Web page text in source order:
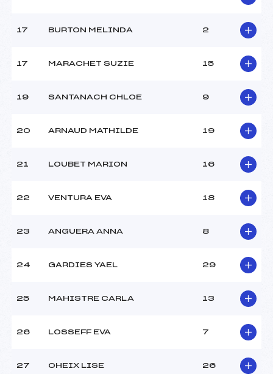
Pou
17 BURTON MELINDA 2
17 MARACHET SUZIE 15
19 SANTANACH CHLOE 9
20 ARNAUD MATHILDE 19
21 LOUBET MARION 16
22 VENTURA EVA 18
23 ANGUERA ANNA 8
24 GARDIES YAEL 29
25 MAHISTRE CARLA 13
26 LOSSEFF EVA 7
27 OHEIX LISE 26